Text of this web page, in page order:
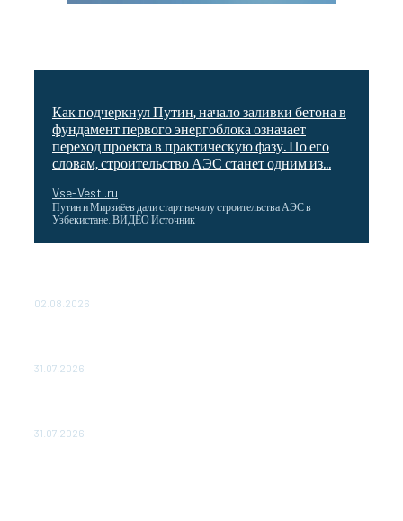
Как подчеркнул Путин, начало заливки бетона в
фундамент первого энергоблока означает
переход проекта в практическую фазу. По его
словам, строительство АЭС станет одним из...
Vse-Vesti.ru
Путин и Мирзиёев дали старт началу строительства АЭС в
Узбекистане. ВИДЕО Источник
02.08.2026
31.07.2026
31.07.2026